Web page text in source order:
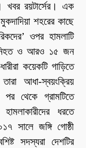
খবর রয়টার্সের। এক
শহরের কাছে
ওপর হামলাটি
ও আরও ১৫ জন
কয়েকটি গাড়িতে
আধা-স্বয়ংক্রিয়
থেকে গ্রামটিতে
ধরতে
সালে জঙ্গি গোষ্ঠী
সদস্যরা দেশটির